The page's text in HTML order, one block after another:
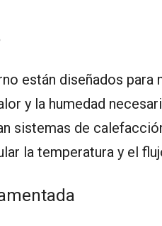
están diseñados
y la humedad
sistemas de
la temperatura y el